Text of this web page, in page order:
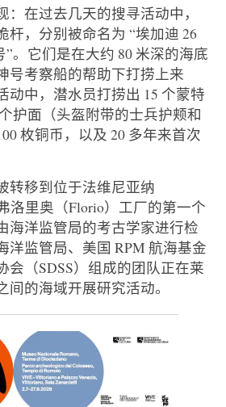
在过去几天的搜寻活动中，
杆，分别被命名为 “埃加迪 26
”。它们是在大约 80 米深的海底
号考察船的帮助下打捞上来
动中，潜水员打捞出 15 个蒙特
护面（头盔附带的士兵护颊和
枚铜币，以及 20 多年来首次
转移到位于法维尼亚纳
弗洛里奥（Florio）工厂的第一个
海洋监管局的考古学家进行检
洋监管局、美国 RPM 航海基金
会（SDSS）组成的团队正在莱
的海域开展研究活动。